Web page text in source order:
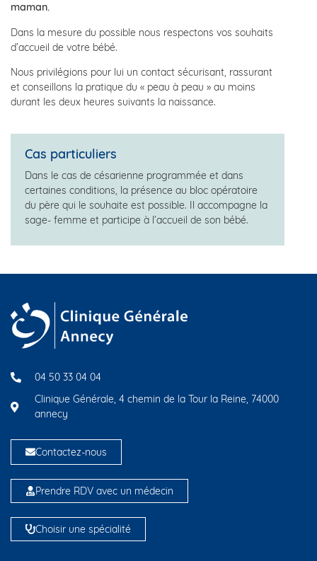
maman.
Dans la mesure du possible nous respectons vos souhaits
d’accueil de votre bébé.
Nous privilégions pour lui un contact sécurisant, rassurant
et conseillons la pratique du « peau à peau » au moins
durant les deux heures suivants la naissance.
Cas particuliers
Dans le cas de césarienne programmée et dans
certaines conditions, la présence au bloc opératoire
du père qui le souhaite est possible. Il accompagne la
sage- femme et participe à l’accueil de son bébé.
04 50 33 04 04
Clinique Générale, 4 chemin de la Tour la Reine, 74000
annecy
Contactez-nous
Prendre RDV avec un médecin
Choisir une spécialité